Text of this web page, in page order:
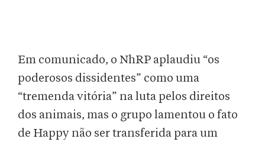
Em comunicado, o NhRP aplaudiu “os
poderosos dissidentes” como uma
“tremenda vitória” na luta pelos direitos
dos animais, mas o grupo lamentou o fato
de Happy não ser transferida para um